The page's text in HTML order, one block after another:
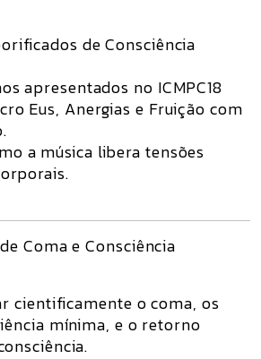
de Consciência
apresentados no ICMPC18
Eus, Anergias e Fruição com
a música libera tensões
Coma e Consciência
cientificamente o coma, os
mínima, e o retorno